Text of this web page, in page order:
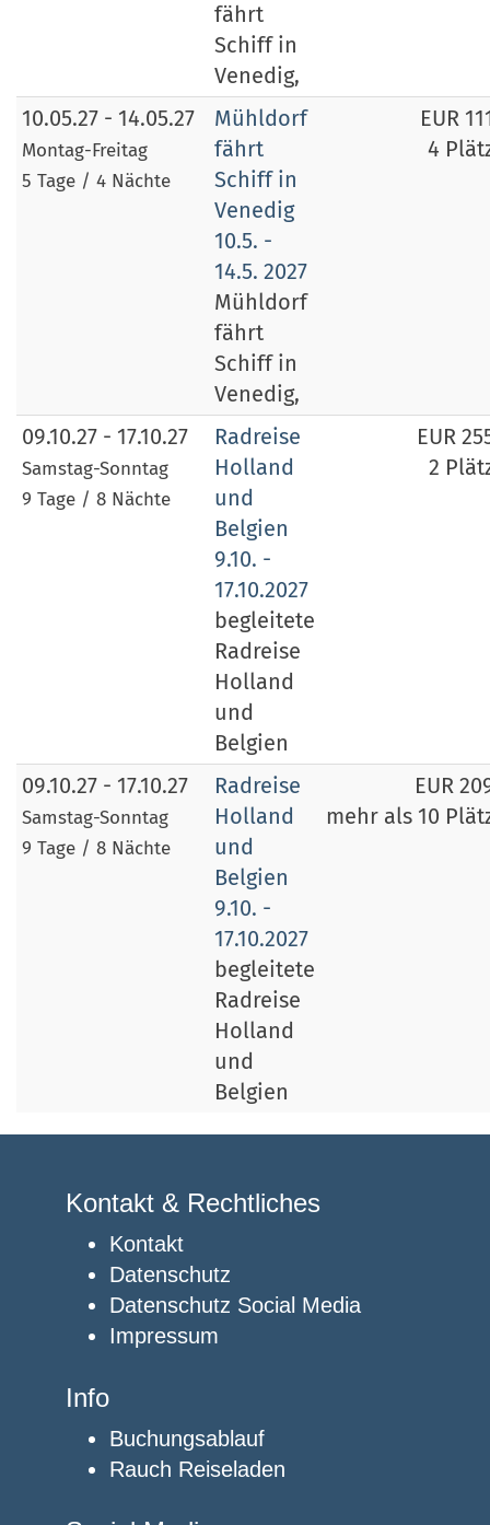
fährt
Schiff in
Venedig,
10.05.27 - 14.05.27
Montag-Freitag
5 Tage / 4 Nächte
Mühldorf
fährt
Schiff in
Venedig
10.5. -
14.5. 2027
Mühldorf
fährt
Schiff in
Venedig,
EUR
4
09.10.27 - 17.10.27
Samstag-Sonntag
9 Tage / 8 Nächte
Radreise
Holland
und
Belgien
9.10. -
17.10.2027
begleitete
Radreise
Holland
und
Belgien
EUR
2
09.10.27 - 17.10.27
Samstag-Sonntag
9 Tage / 8 Nächte
Radreise
Holland
und
Belgien
9.10. -
17.10.2027
begleitete
Radreise
Holland
und
Belgien
EUR
mehr als 10
Kontakt & Rechtliches
Kontakt
Datenschutz
Datenschutz Social Media
Impressum
Info
Buchungsablauf
Rauch Reiseladen